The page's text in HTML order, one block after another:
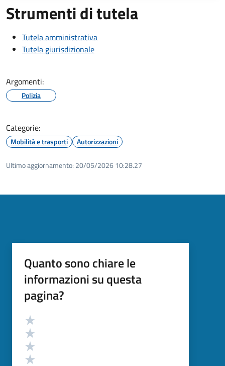
Strumenti di tutela
Tutela amministrativa
Tutela giurisdizionale
Argomenti:
Polizia
Categorie:
Mobilità e trasporti Autorizzazioni
Ultimo aggiornamento: 20/05/2026 10:28.27
Quanto sono chiare le
informazioni su questa
pagina?
Valutazione